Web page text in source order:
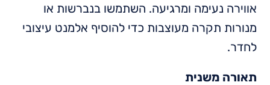
אווירה נעימה ומרגיעה. השתמשו בנברשות או
מנורות תקרה מעוצבות כדי להוסיף אלמנט עיצובי
לחדר.
תאורה משנית